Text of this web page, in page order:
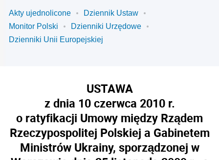
Akty ujednolicone
Dziennik Ustaw
Monitor Polski
Dzienniki Urzędowe
Dzienniki Unii Europejskiej
USTAWA
z dnia 10 czerwca 2010 r.
o ratyfikacji Umowy między Rządem
Rzeczypospolitej Polskiej a Gabinetem
Ministrów Ukrainy, sporządzonej w